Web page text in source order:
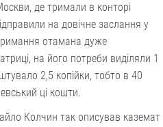
де тримали в конторі
на довічне заслання у
отамана дуже
на його потреби виділяли 1
2,5 копійки, тобто в 40
ці кошти.
Колчин так описував каземат